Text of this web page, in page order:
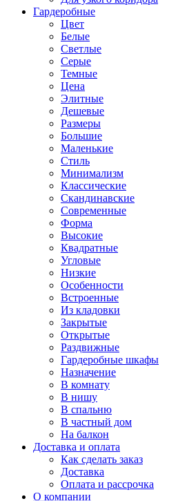
Гардеробные
Цвет
Белые
Светлые
Серые
Темные
Цена
Элитные
Дешевые
Размеры
Большие
Маленькие
Стиль
Минимализм
Классические
Скандинавские
Современные
Форма
Высокие
Квадратные
Угловые
Низкие
Особенности
Встроенные
Из кладовки
Закрытые
Открытые
Раздвижные
Гардеробные шкафы
Назначение
В комнату
В нишу
В спальню
В частный дом
На балкон
Доставка и оплата
Как сделать заказ
Доставка
Оплата и рассрочка
О компании